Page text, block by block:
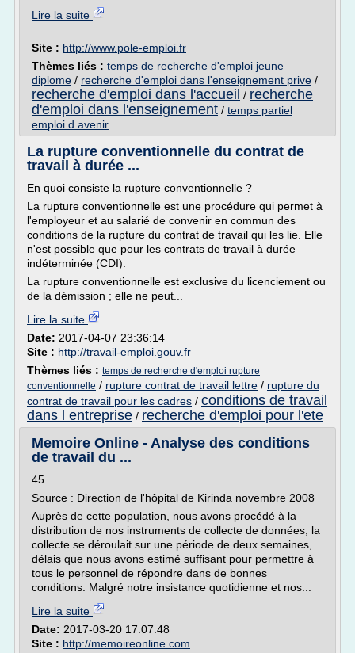
Lire la suite
Site : http://www.pole-emploi.fr
Thèmes liés : temps de recherche d'emploi jeune
diplome / recherche d'emploi dans l'enseignement prive /
recherche d'emploi dans l'accueil / recherche
d'emploi dans l'enseignement / temps partiel
emploi d avenir
La rupture conventionnelle du contrat de
travail à durée ...
En quoi consiste la rupture conventionnelle ?
La rupture conventionnelle est une procédure qui permet à
l'employeur et au salarié de convenir en commun des
conditions de la rupture du contrat de travail qui les lie. Elle
n'est possible que pour les contrats de travail à durée
indéterminée (CDI).
La rupture conventionnelle est exclusive du licenciement ou
de la démission ; elle ne peut...
Lire la suite
Date: 2017-04-07 23:36:14
Site : http://travail-emploi.gouv.fr
Thèmes liés : temps de recherche d'emploi rupture
conventionnelle / rupture contrat de travail lettre / rupture du
contrat de travail pour les cadres / conditions de travail
dans l entreprise / recherche d'emploi pour l'ete
Memoire Online - Analyse des conditions
de travail du ...
45
Source : Direction de l'hôpital de Kirinda novembre 2008
Auprès de cette population, nous avons procédé à la
distribution de nos instruments de collecte de données, la
collecte se déroulait sur une période de deux semaines,
délais que nous avons estimé suffisant pour permettre à
tous le personnel de répondre dans de bonnes
conditions. Malgré notre insistance quotidienne et nos...
Lire la suite
Date: 2017-03-20 17:07:48
Site : http://memoireonline.com